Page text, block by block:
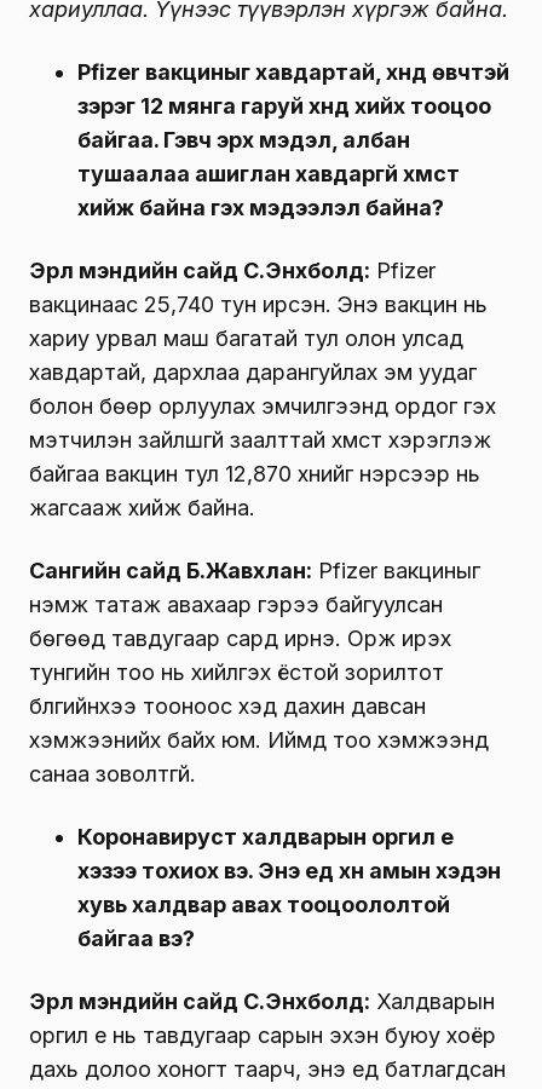
хариуллаа. Үүнээс түүвэрлэн хүргэж байна.
Pfizer вакциныг хавдартай, хүнд өвчтэй
зэрэг 12 мянга гаруй хүнд хийх тооцоо
байгаа. Гэвч эрх мэдэл, албан
тушаалаа ашиглан хавдаргүй хүмүүст
хийж байна гэх мэдээлэл байна?
Эрүүл мэндийн сайд С.Энхболд: Pfizer
вакцинаас 25,740 тун ирсэн. Энэ вакцин нь
хариу урвал маш багатай тул олон улсад
хавдартай, дархлаа дарангуйлах эм уудаг
болон бөөр орлуулах эмчилгээнд ордог гэх
мэтчилэн зайлшгүй заалттай хүмүүст хэрэглэж
байгаа вакцин тул 12,870 хүнийг нэрсээр нь
жагсааж хийж байна.
Сангийн сайд Б.Жавхлан: Pfizer вакциныг
нэмж татаж авахаар гэрээ байгуулсан
бөгөөд тавдугаар сард ирнэ. Орж ирэх
тунгийн тоо нь хийлгэх ёстой зорилтот
бүлгийнхээ тооноос хэд дахин давсан
хэмжээнийх байх юм. Иймд тоо хэмжээнд
санаа зоволтгүй.
Коронавируст халдварын оргил үе
хэзээ тохиох вэ. Энэ үед хүн амын хэдэн
хувь халдвар авах тооцоололтой
байгаа вэ?
Эрүүл мэндийн сайд С.Энхболд: Халдварын
оргил үе нь тавдугаар сарын эхэн буюу хоёр
дахь долоо хоногт таарч, энэ үед батлагдсан